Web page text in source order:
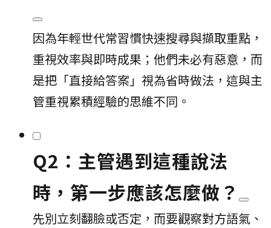
因為年輕世代常習慣快速搜尋與擷取重點，
重視效率與即時成果；他們未必有惡意，而
是把「直接給答案」視為省時做法，這與主
管重視累積經驗的思維不同。
Q2：主管遇到這種說法
時，第一步應該怎麼做？
先別立刻翻臉或否定，而要觀察對方語氣、